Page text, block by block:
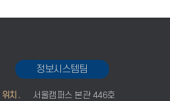
정보시스템팀
위치.
서울캠퍼스 본관 446호